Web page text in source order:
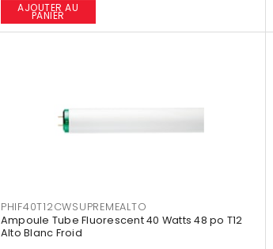
AJOUTER AU
PANIER
PHIF40T12CWSUPREMEALTO
Ampoule Tube Fluorescent 40 Watts 48 po T12
Alto Blanc Froid